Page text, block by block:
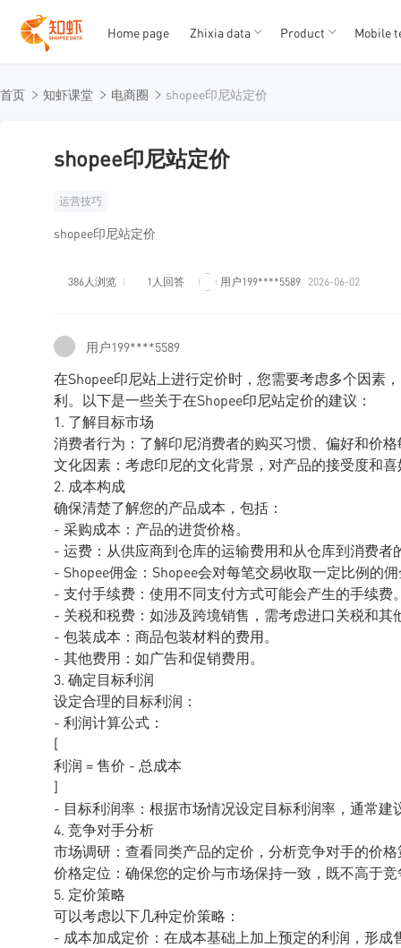
12345
Home page Zhixia data Product Mobile
首页 知虾课堂 电商圈 shopee印尼站定价
shopee印尼站定价
运营技巧
shopee印尼站定价
386人浏览 1人回答 用户199****5589 2026-06-02
用户199****5589
在Shopee印尼站上进行定价时，您需要考虑多个因素
利。以下是一些关于在Shopee印尼站定价的建议：
1. 了解目标市场
消费者行为：了解印尼消费者的购买习惯、偏好和价
文化因素：考虑印尼的文化背景，对产品的接受度和
2. 成本构成
确保清楚了解您的产品成本，包括：
- 采购成本：产品的进货价格。
- 运费：从供应商到仓库的运输费用和从仓库到消费者
- Shopee佣金：Shopee会对每笔交易收取一定比例的
- 支付手续费：使用不同支付方式可能会产生的手续费
- 关税和税费：如涉及跨境销售，需考虑进口关税和其
- 包装成本：商品包装材料的费用。
- 其他费用：如广告和促销费用。
3. 确定目标利润
设定合理的目标利润：
- 利润计算公式：
[
利润 = 售价 - 总成本
]
- 目标利润率：根据市场情况设定目标利润率，通常建
4. 竞争对手分析
市场调研：查看同类产品的定价，分析竞争对手的价
价格定位：确保您的定价与市场保持一致，既不高于
5. 定价策略
可以考虑以下几种定价策略：
- 成本加成定价：在成本基础上加上预定的利润，形成